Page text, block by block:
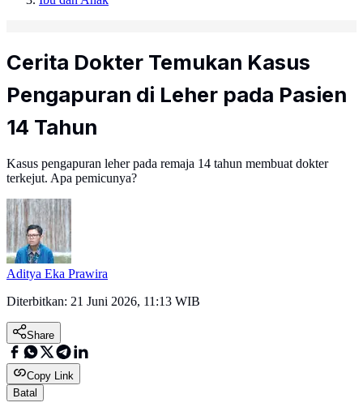
Cerita Dokter Temukan Kasus
Pengapuran di Leher pada Pasien
14 Tahun
Kasus pengapuran leher pada remaja 14 tahun membuat dokter
terkejut. Apa pemicunya?
Aditya Eka Prawira
Diterbitkan: 21 Juni 2026, 11:13 WIB
Share
Copy Link
Batal